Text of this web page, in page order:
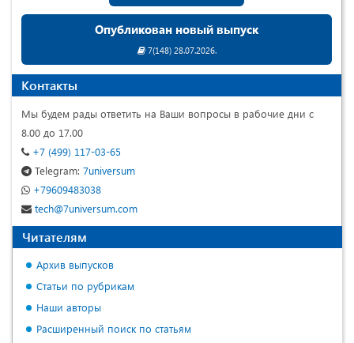
Опубликован новый выпуск
7(148) 28.07.2026.
Контакты
Мы будем рады ответить на Ваши вопросы в рабочие дни с
8.00 до 17.00
+7 (499) 117-03-65
Telegram: 7universum
+79609483038
tech@7universum.com
Читателям
Архив выпусков
Статьи по рубрикам
Наши авторы
Расширенный поиск по статьям